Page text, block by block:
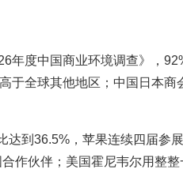
年度中国商业环境调查》，
于全球其他地区；中国日本商
到36.5%，苹果连续四届参
作伙伴；美国霍尼韦尔用整